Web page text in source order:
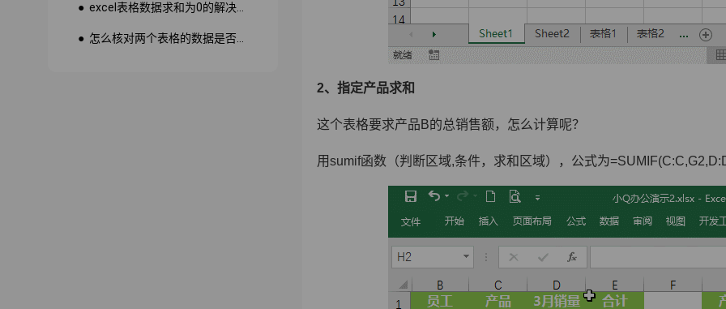
2、指定产品求和
这个表格要求产品B的总销售额，怎么计算呢？
用sumif函数（判断区域,条件，求和区域），公式为